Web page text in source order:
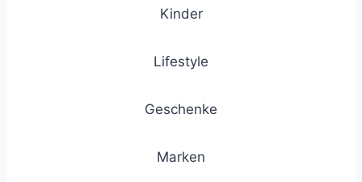
Kinder
Lifestyle
Geschenke
Marken